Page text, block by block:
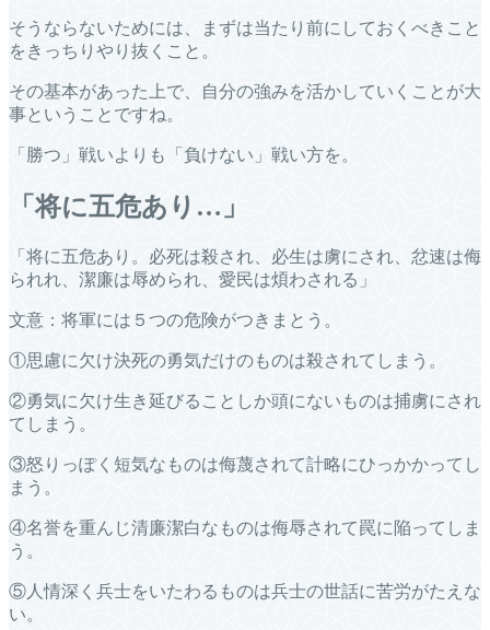
そうならないためには、まずは当たり前にしておくべきこと
をきっちりやり抜くこと。
その基本があった上で、自分の強みを活かしていくことが大
事ということですね。
「勝つ」戦いよりも「負けない」戦い方を。
「将に五危あり…」
「将に五危あり。必死は殺され、必生は虜にされ、忿速は侮
られれ、潔廉は辱められ、愛民は煩わされる」
文意：将軍には５つの危険がつきまとう。
①思慮に欠け決死の勇気だけのものは殺されてしまう。
②勇気に欠け生き延びることしか頭にないものは捕虜にされ
てしまう。
③怒りっぽく短気なものは侮蔑されて計略にひっかかってし
まう。
④名誉を重んじ清廉潔白なものは侮辱されて罠に陥ってしま
う。
⑤人情深く兵士をいたわるものは兵士の世話に苦労がたえな
い。